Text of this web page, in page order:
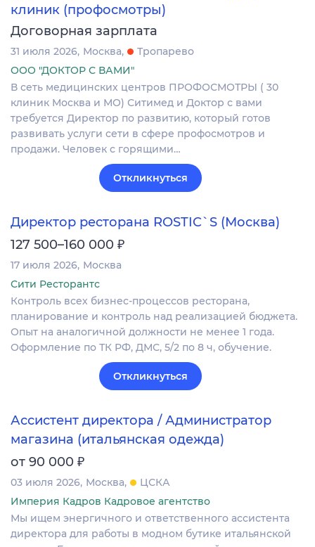
клиник (профосмотры)
Договорная зарплата
31 июля 2026 Москва
Тропарево
ООО "ДОКТОР С ВАМИ"
В сеть медицинских центров ПРОФОСМОТРЫ ( 30
клиник Москва и МО) Ситимед и Доктор с вами
требуется Директор по развитию, который готов
развивать услуги сети в сфере профосмотров и
продажи. Человек с горящими…
Откликнуться
Директор ресторана ROSTIC`S (Москва)
127 500–160 000 ₽
17 июля 2026 Москва
Сити Ресторантс
Контроль всех бизнес-процессов ресторана,
планирование и контроль над реализацией бюджета.
Опыт на аналогичной должности не менее 1 года.
Оформление по ТК РФ, ДМС, 5/2 по 8 ч, обучение.
Откликнуться
Ассистент директора / Администратор
магазина (итальянская одежда)
от 90 000 ₽
03 июля 2026 Москва
ЦСКА
Империя Кадров Кадровое агентство
Мы ищем энергичного и ответственного ассистента
директора для работы в модном бутике итальянской